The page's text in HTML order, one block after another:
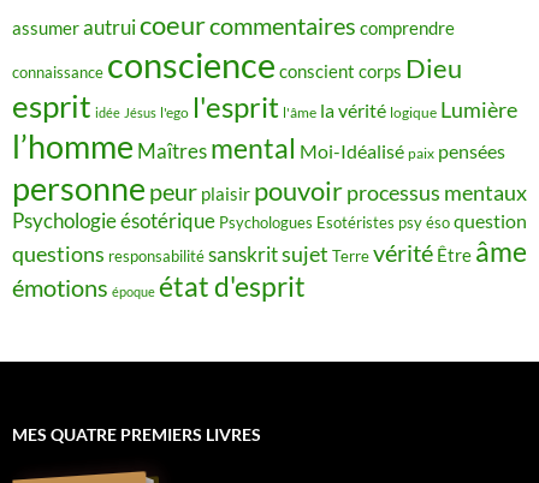
assumerautruicoeurcommentaires comprendre
connaissance conscience conscient corps Dieu
esprit idée Jésus l'ego l'esprit l'âme la vérité logique Lumière
l’homme Maîtres mental Moi-Idéalisé paix pensées
personne peur plaisir pouvoirprocessus mentaux
Psychologie ésotérique Psychologues Esotéristes psy ésoquestion
questions responsabilitésanskritsujet Terrevérité Être âme
émotions époque état d'esprit
MES QUATRE PREMIERS LIVRES